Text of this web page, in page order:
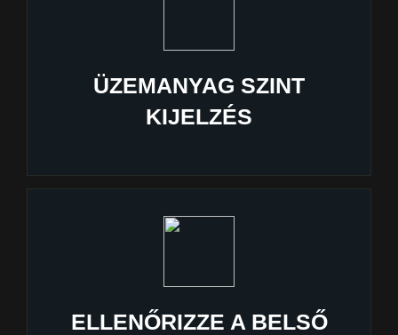
ÜZEMANYAG SZINT
KIJELZÉS
ELLENŐRIZZE A BELSŐ